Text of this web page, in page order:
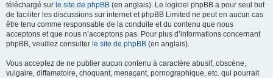
téléchargé sur le site de phpBB (en anglais). Le logiciel phpBB a pour seul but
de faciliter les discussions sur internet et phpBB Limited ne peut en aucun cas
être tenu comme responsable de la conduite et du contenu que nous
acceptons et que nous n’acceptons pas. Pour plus d’informations concernant
phpBB, veuillez consulter le site de phpBB (en anglais).
Vous acceptez de ne publier aucun contenu à caractère abusif, obscène,
vulgaire, diffamatoire, choquant, menaçant, pornographique, etc. qui pourrait